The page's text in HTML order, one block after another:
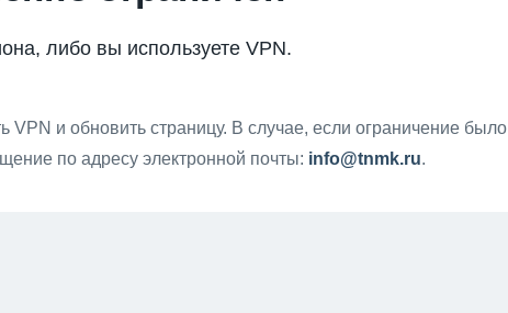
либо вы используете VPN.
VPN и обновить страницу. В случае, если ограничение было
по адресу электронной почты: info@tnmk.ru.